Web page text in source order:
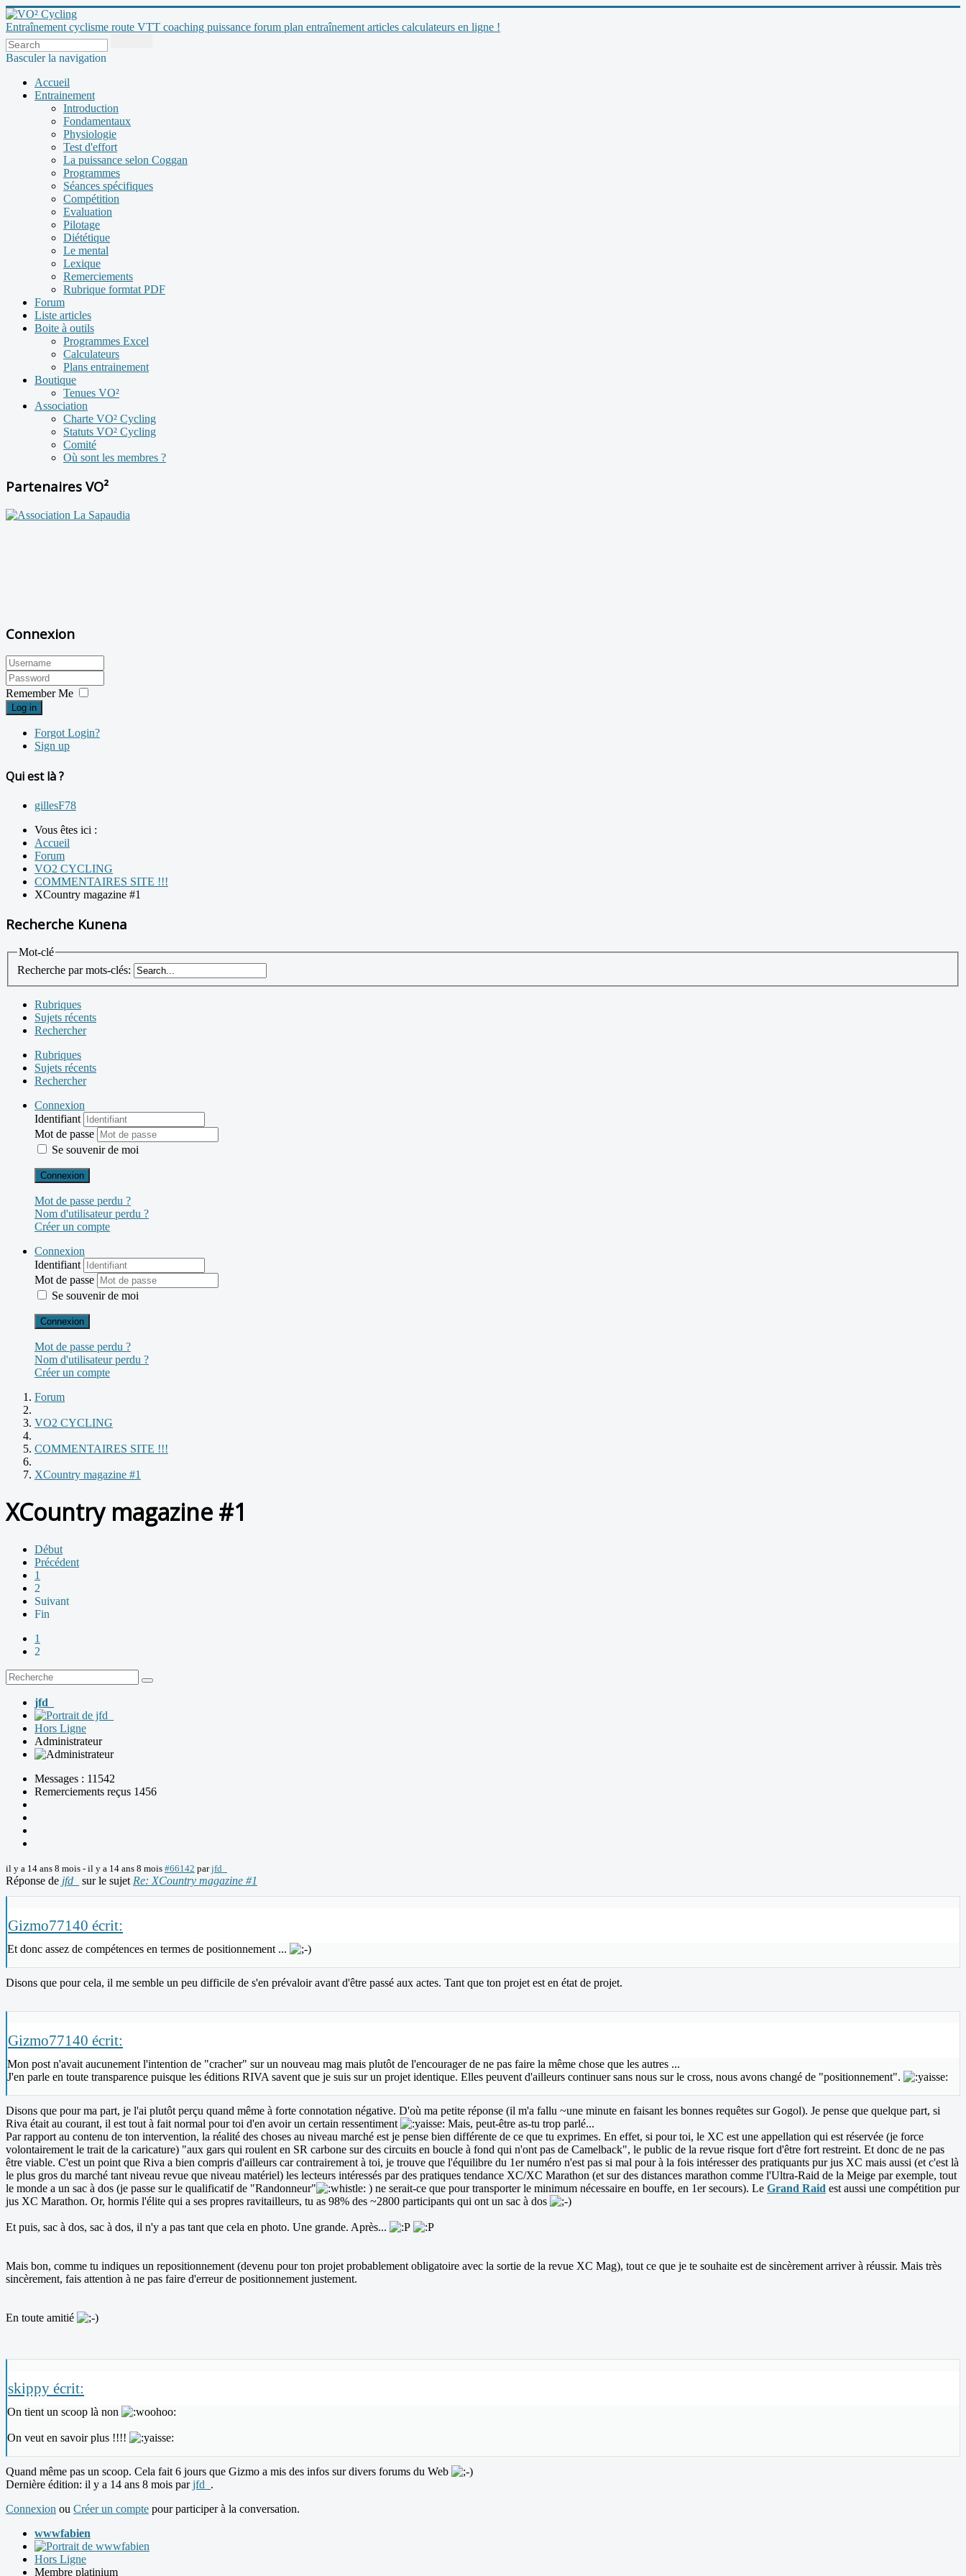
Entraînement cyclisme route VTT coaching puissance forum plan entraînement articles calculateurs en ligne !
Basculer la navigation
Accueil
Entrainement
Introduction
Fondamentaux
Physiologie
Test d'effort
La puissance selon Coggan
Programmes
Séances spécifiques
Compétition
Evaluation
Pilotage
Diététique
Le mental
Lexique
Remerciements
Rubrique formtat PDF
Forum
Liste articles
Boite à outils
Programmes Excel
Calculateurs
Plans entrainement
Boutique
Tenues VO²
Association
Charte VO² Cycling
Statuts VO² Cycling
Comité
Où sont les membres ?
Partenaires VO²
Connexion
Remember Me
Log in
Forgot Login?
Sign up
Qui est là ?
gillesF78
Vous êtes ici :
Accueil
Forum
VO2 CYCLING
COMMENTAIRES SITE !!!
XCountry magazine #1
Recherche Kunena
Mot-clé
Recherche par mots-clés:
Rubriques
Sujets récents
Rechercher
Rubriques
Sujets récents
Rechercher
Connexion
Identifiant
Mot de passe
Se souvenir de moi
Connexion
Mot de passe perdu ?
Nom d'utilisateur perdu ?
Créer un compte
Connexion
Identifiant
Mot de passe
Se souvenir de moi
Connexion
Mot de passe perdu ?
Nom d'utilisateur perdu ?
Créer un compte
Forum
VO2 CYCLING
COMMENTAIRES SITE !!!
XCountry magazine #1
XCountry magazine #1
Début
Précédent
1
2
Suivant
Fin
1
2
jfd_
Hors Ligne
Administrateur
Messages : 11542
Remerciements reçus 1456
il y a 14 ans 8 mois - il y a 14 ans 8 mois #66142 parjfd_
Réponse de jfd_ sur le sujet Re: XCountry magazine #1
Gizmo77140 écrit:
Et donc assez de compétences en termes de positionnement ...
Disons que pour cela, il me semble un peu difficile de s'en prévaloir avant d'être passé aux actes. Tant que ton projet est en état de projet.
Gizmo77140 écrit:
Mon post n'avait aucunement l'intention de "cracher" sur un nouveau mag mais plutôt de l'encourager de ne pas faire la même chose que les autres ...
J'en parle en toute transparence puisque les éditions RIVA savent que je suis sur un projet identique. Elles peuvent d'ailleurs continuer sans nous sur le cross, nous avons changé de "positionnement".
Disons que pour ma part, je l'ai plutôt perçu quand même à forte connotation négative. D'où ma petite réponse (il m'a fallu ~une minute en faisant les bonnes requêtes sur Gogol). Je pense que quelque part, si
Riva était au courant, il est tout à fait normal pour toi d'en avoir un certain ressentiment
Mais, peut-être as-tu trop parlé...
Par rapport au contenu de ton intervention, la réalité des choses au niveau marché est je pense bien différente de ce que tu exprimes. En effet, si pour toi, le XC est une appellation qui est réservée (je force
volontairement le trait de la caricature) "aux gars qui roulent en SR carbone sur des circuits en boucle à fond qui n'ont pas de Camelback", le public de la revue risque fort d'être fort restreint. Et donc de ne pas
être viable. C'est un point que Riva a bien compris d'ailleurs car contrairement à toi, je trouve que l'équilibre du 1er numéro n'est pas si mal pour à la fois intéresser des pratiquants pur jus XC mais aussi (et c'est là
le plus gros du marché tant niveau revue que niveau matériel) les lecteurs intéressés par des pratiques tendance XC/XC Marathon (et sur des distances marathon comme l'Ultra-Raid de la Meige par exemple, tout
le monde a un sac à dos (je passe sur le qualificatif de "Randonneur"
) ne serait-ce que pour transporter le minimum nécessaire en bouffe, en 1er secours). Le Grand Raid est aussi une compétition pur
jus XC Marathon. Or, hormis l'élite qui a ses propres ravitailleurs, tu as 98% des ~2800 participants qui ont un sac à dos
Et puis, sac à dos, sac à dos, il n'y a pas tant que cela en photo. Une grande. Après...
Mais bon, comme tu indiques un repositionnement (devenu pour ton projet probablement obligatoire avec la sortie de la revue XC Mag), tout ce que je te souhaite est de sincèrement arriver à réussir. Mais très
sincèrement, fais attention à ne pas faire d'erreur de positionnement justement.
En toute amitié
skippy écrit:
On tient un scoop là non
On veut en savoir plus !!!!
Quand même pas un scoop. Cela fait 6 jours que Gizmo a mis des infos sur divers forums du Web
Dernière édition: il y a 14 ans 8 mois parjfd_ .
Connexion ou Créer un compte pour participer à la conversation.
wwwfabien
Hors Ligne
Membre platinium